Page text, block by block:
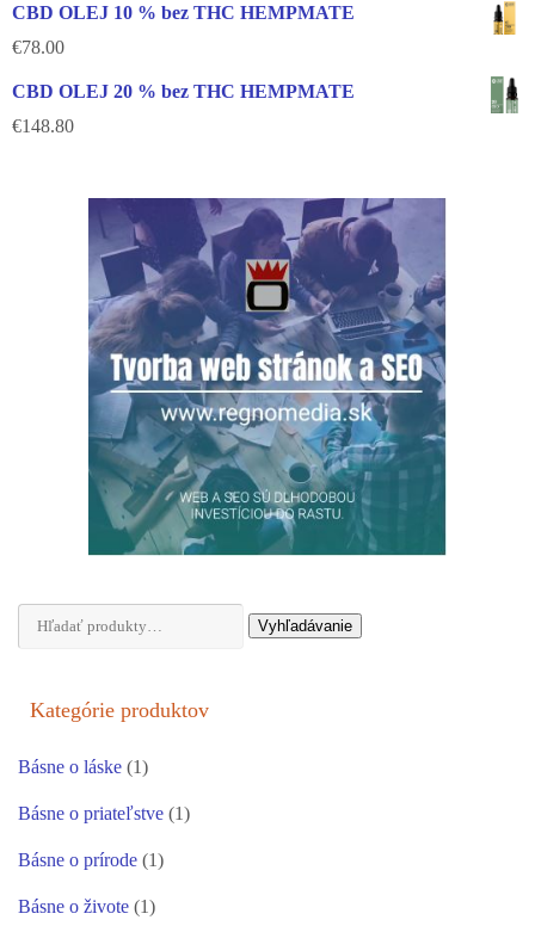
CBD OLEJ 10 % bez THC HEMPMATE
€78.00
CBD OLEJ 20 % bez THC HEMPMATE
€148.80
Hľadať: Vyhľadávanie
Kategórie produktov
Básne o láske (1)
Básne o priateľstve (1)
Básne o prírode (1)
Básne o živote (1)